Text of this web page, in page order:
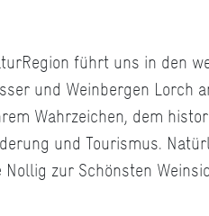
führt uns in den
und Weinbergen Lorch
Wahrzeichen, dem
und Tourismus.
zur Schönsten